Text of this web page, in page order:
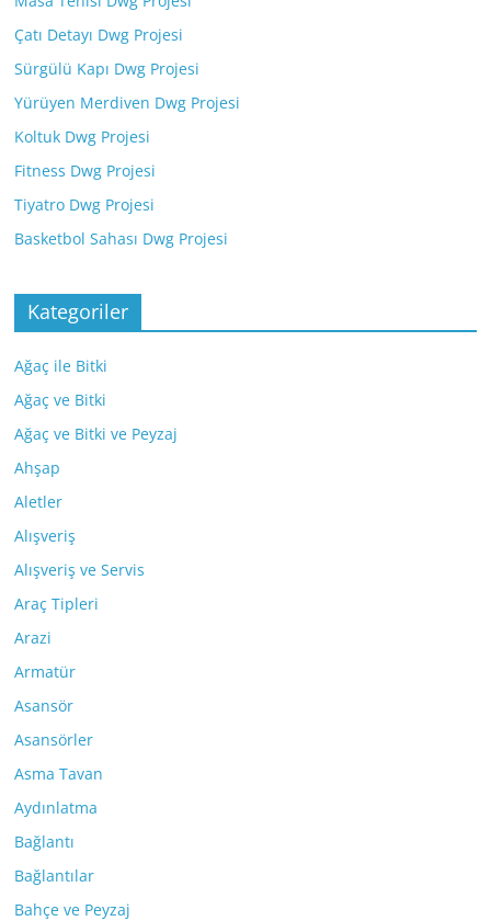
Çatı Detayı Dwg Projesi
Sürgülü Kapı Dwg Projesi
Yürüyen Merdiven Dwg Projesi
Koltuk Dwg Projesi
Fitness Dwg Projesi
Tiyatro Dwg Projesi
Basketbol Sahası Dwg Projesi
Kategoriler
Ağaç ile Bitki
Ağaç ve Bitki
Ağaç ve Bitki ve Peyzaj
Ahşap
Aletler
Alışveriş
Alışveriş ve Servis
Araç Tipleri
Arazi
Armatür
Asansör
Asansörler
Asma Tavan
Aydınlatma
Bağlantı
Bağlantılar
Bahçe ve Peyzaj